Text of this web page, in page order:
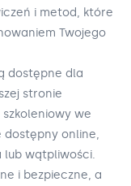
i metod, które
Twojego
dostępne dla
stronie
we
dostępny online,
lub wątpliwości.
i bezpieczne, a